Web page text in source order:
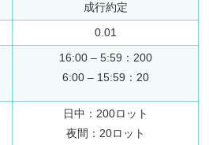
成行約定
0.01
16:00 – 5:59：200
6:00 – 15:59：20
日中：200ロット
夜間：20ロット